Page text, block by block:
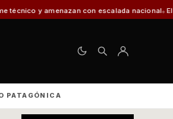
escalada nacional El 30% de los vehículos
PATAGÓNICA